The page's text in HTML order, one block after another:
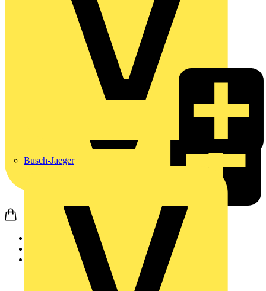
Busch-Jaeger